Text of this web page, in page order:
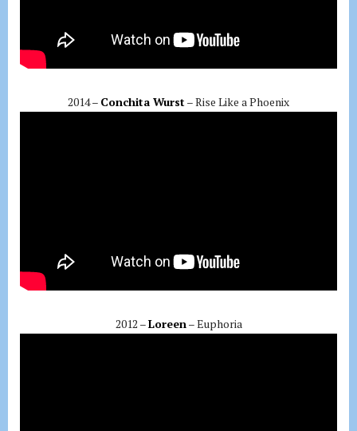
2014 – Conchita Wurst– Rise Like a Phoenix
2012 –Loreen– Euphoria